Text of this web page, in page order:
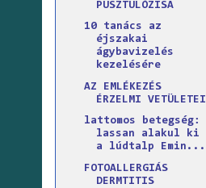
PUSZTULÓZISA
10 tanács az
éjszakai
ágybavizelés
kezelésére
AZ EMLÉKEZÉS
ÉRZELMI VETÜLETEI
lattomos betegség:
lassan alakul ki
a lúdtalp Emin...
FOTOALLERGIÁS
DERMTITIS